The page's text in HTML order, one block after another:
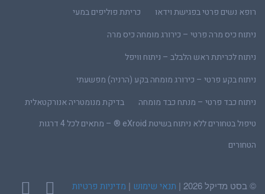
רופא נשים פרטי בפגישת וידאו
כריתת פוליפים במעי
ניתוח כיס מרה פרטי – כירורג מומחה כיס מרה
ניתוח לכריתת ראש הלבלב – ניתוח וויפל
ניתוח בקע פרטי – כירורג מומחה בקע (הרניה) מפשעתי
ניתוח כבד פרטי – מנתח כבד מומחה
בדיקת מנומטריה אנורקטאלית
טיפול בטחורים ללא ניתוח בשיטת eXroid ® – מתאים לכל 4 דרגות
הטחורים
© בסט מדיקל 2026 | תנאי שימוש | מדיניות פרטיות